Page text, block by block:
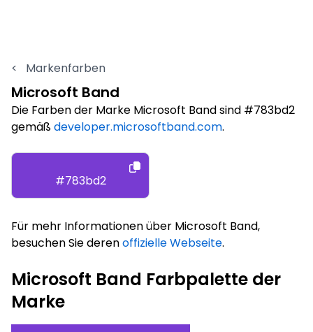
< Markenfarben
Microsoft Band
Die Farben der Marke Microsoft Band sind #783bd2
gemäßdeveloper.microsoftband.com.
#783bd2
Für mehr Informationen über Microsoft Band,
besuchen Sie derenoffizielle Webseite.
Microsoft Band Farbpalette der
Marke